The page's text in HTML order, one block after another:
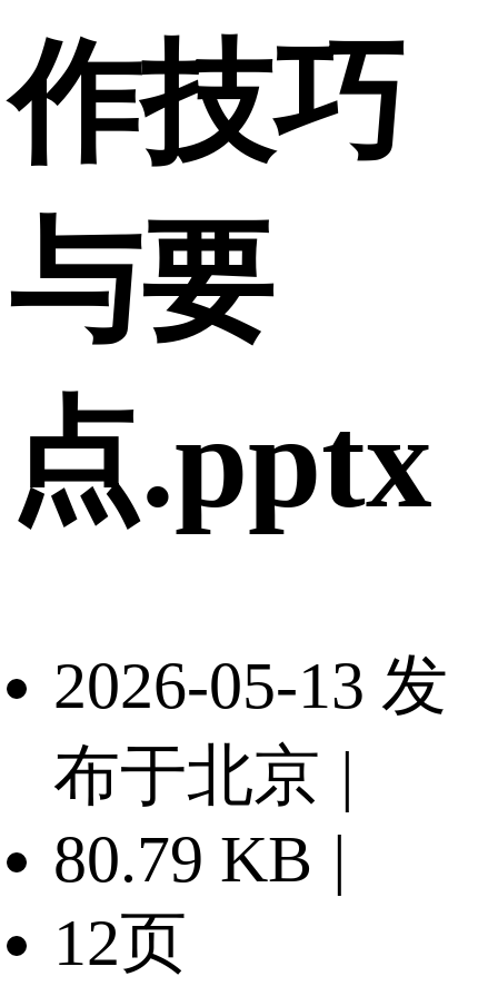
作技巧
与要
点.pptx
2026-05-13 发
布于北京 |
80.79 KB |
12页